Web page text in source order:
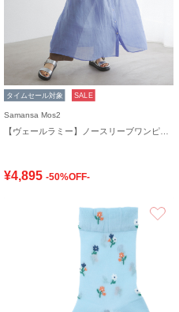
タイムセール対象 SALE
Samansa Mos2
¥4,895 -50%OFF-